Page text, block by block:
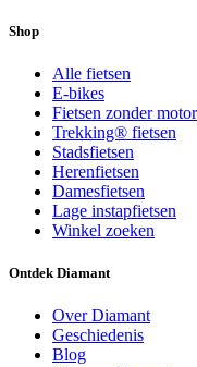
Shop
Alle fietsen
E-bikes
Fietsen zonder motor
Trekking® fietsen
Stadsfietsen
Herenfietsen
Damesfietsen
Lage instapfietsen
Winkel zoeken
Ontdek Diamant
Over Diamant
Geschiedenis
Blog